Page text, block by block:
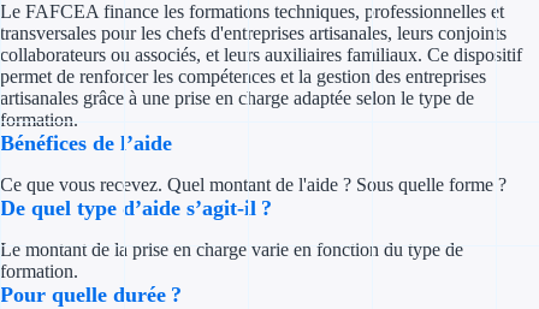
Subventions
Concours
Investir dans
Le FAFCEA finance les formations techniques, professionnelles et
transversales pour les chefs d'entreprises artisanales, leurs conjoints
collaborateurs ou associés, et leurs auxiliaires familiaux. Ce dispositif
permet de renforcer les compétences et la gestion des entreprises
artisanales grâce à une prise en charge adaptée selon le type de
formation.
Bénéfices de l’aide
Ce que vous recevez. Quel montant de l'aide ? Sous quelle forme ?
De quel type d’aide s’agit-il ?
Le montant de la prise en charge varie en fonction du type de
formation.
Pour quelle durée ?